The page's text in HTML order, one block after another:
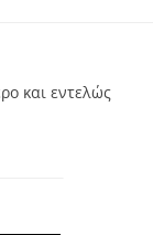
και εντελώς